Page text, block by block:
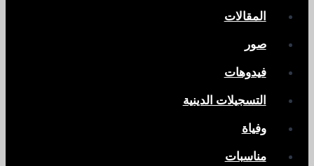
المقالات
صور
فيدوهات
التسجيلات الدينية
وفياة
مناسبات